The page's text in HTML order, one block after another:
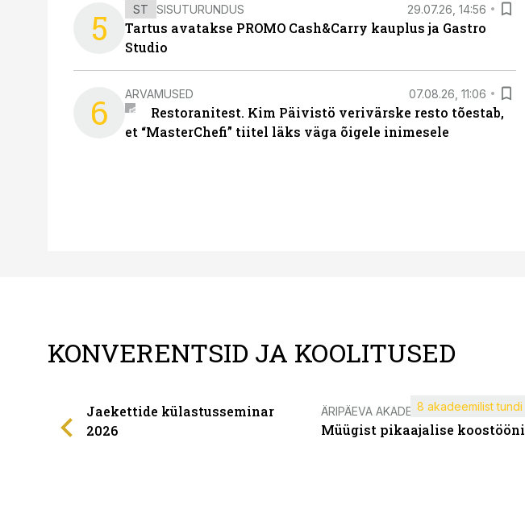
5 ST SISUTURUNDUS 29.07.26, 14:56
Tartus avatakse PROMO Cash&Carry kauplus ja Gastro
Studio
6 ARVAMUSED 07.08.26, 11:06
Restoranitest. Kim Päivistö verivärske resto tõestab,
et “MasterChefi” tiitel läks väga õigele inimesele
KONVERENTSID JA KOOLITUSED
Jaekettide külastusseminar
2026
ÄRIPÄEVA AKADEEMIA
Müügist pikaajalise koostööni
8 akadeemilist tundi